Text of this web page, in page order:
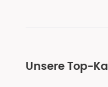
Unsere Top-